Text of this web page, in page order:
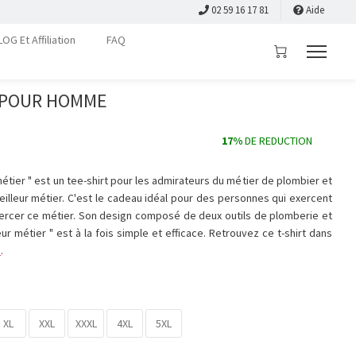
02 59 16 17 81 Aide
Et Affiliation
FAQ
HOMME
17%DE REDUCTION
" est un tee-shirt pour les admirateurs du métier de plombier et
métier. C'est le cadeau idéal pour des personnes qui exercent
ce métier. Son design composé de deux outils de plomberie et
métier " est à la fois simple et efficace. Retrouvez ce t-shirt dans
.
XL XXL XXXL 4XL 5XL